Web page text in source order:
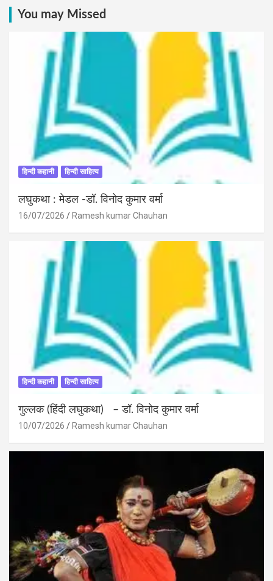
You may Missed
हिन्दी कहानी हिन्दी साहित्य
लघुकथा : मेडल -डॉ. विनोद कुमार वर्मा
16/07/2026 Ramesh kumar Chauhan
हिन्दी कहानी हिन्दी साहित्य
गुल्लक (हिंदी लघुकथा) – डॉ. विनोद कुमार वर्मा
10/07/2026 Ramesh kumar Chauhan